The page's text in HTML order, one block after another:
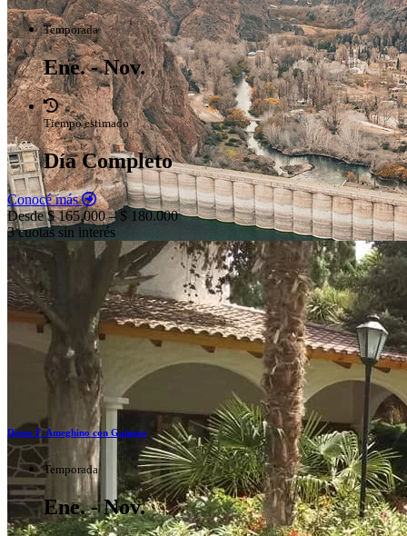
Temporada
Ene. - Nov.
Tiempo estimado
Día Completo
Conocé más
Desde $ 165.000 – $ 180.000
3 cuotas sin interés
Dique F. Ameghino con Gaiman
Temporada
Ene. - Nov.